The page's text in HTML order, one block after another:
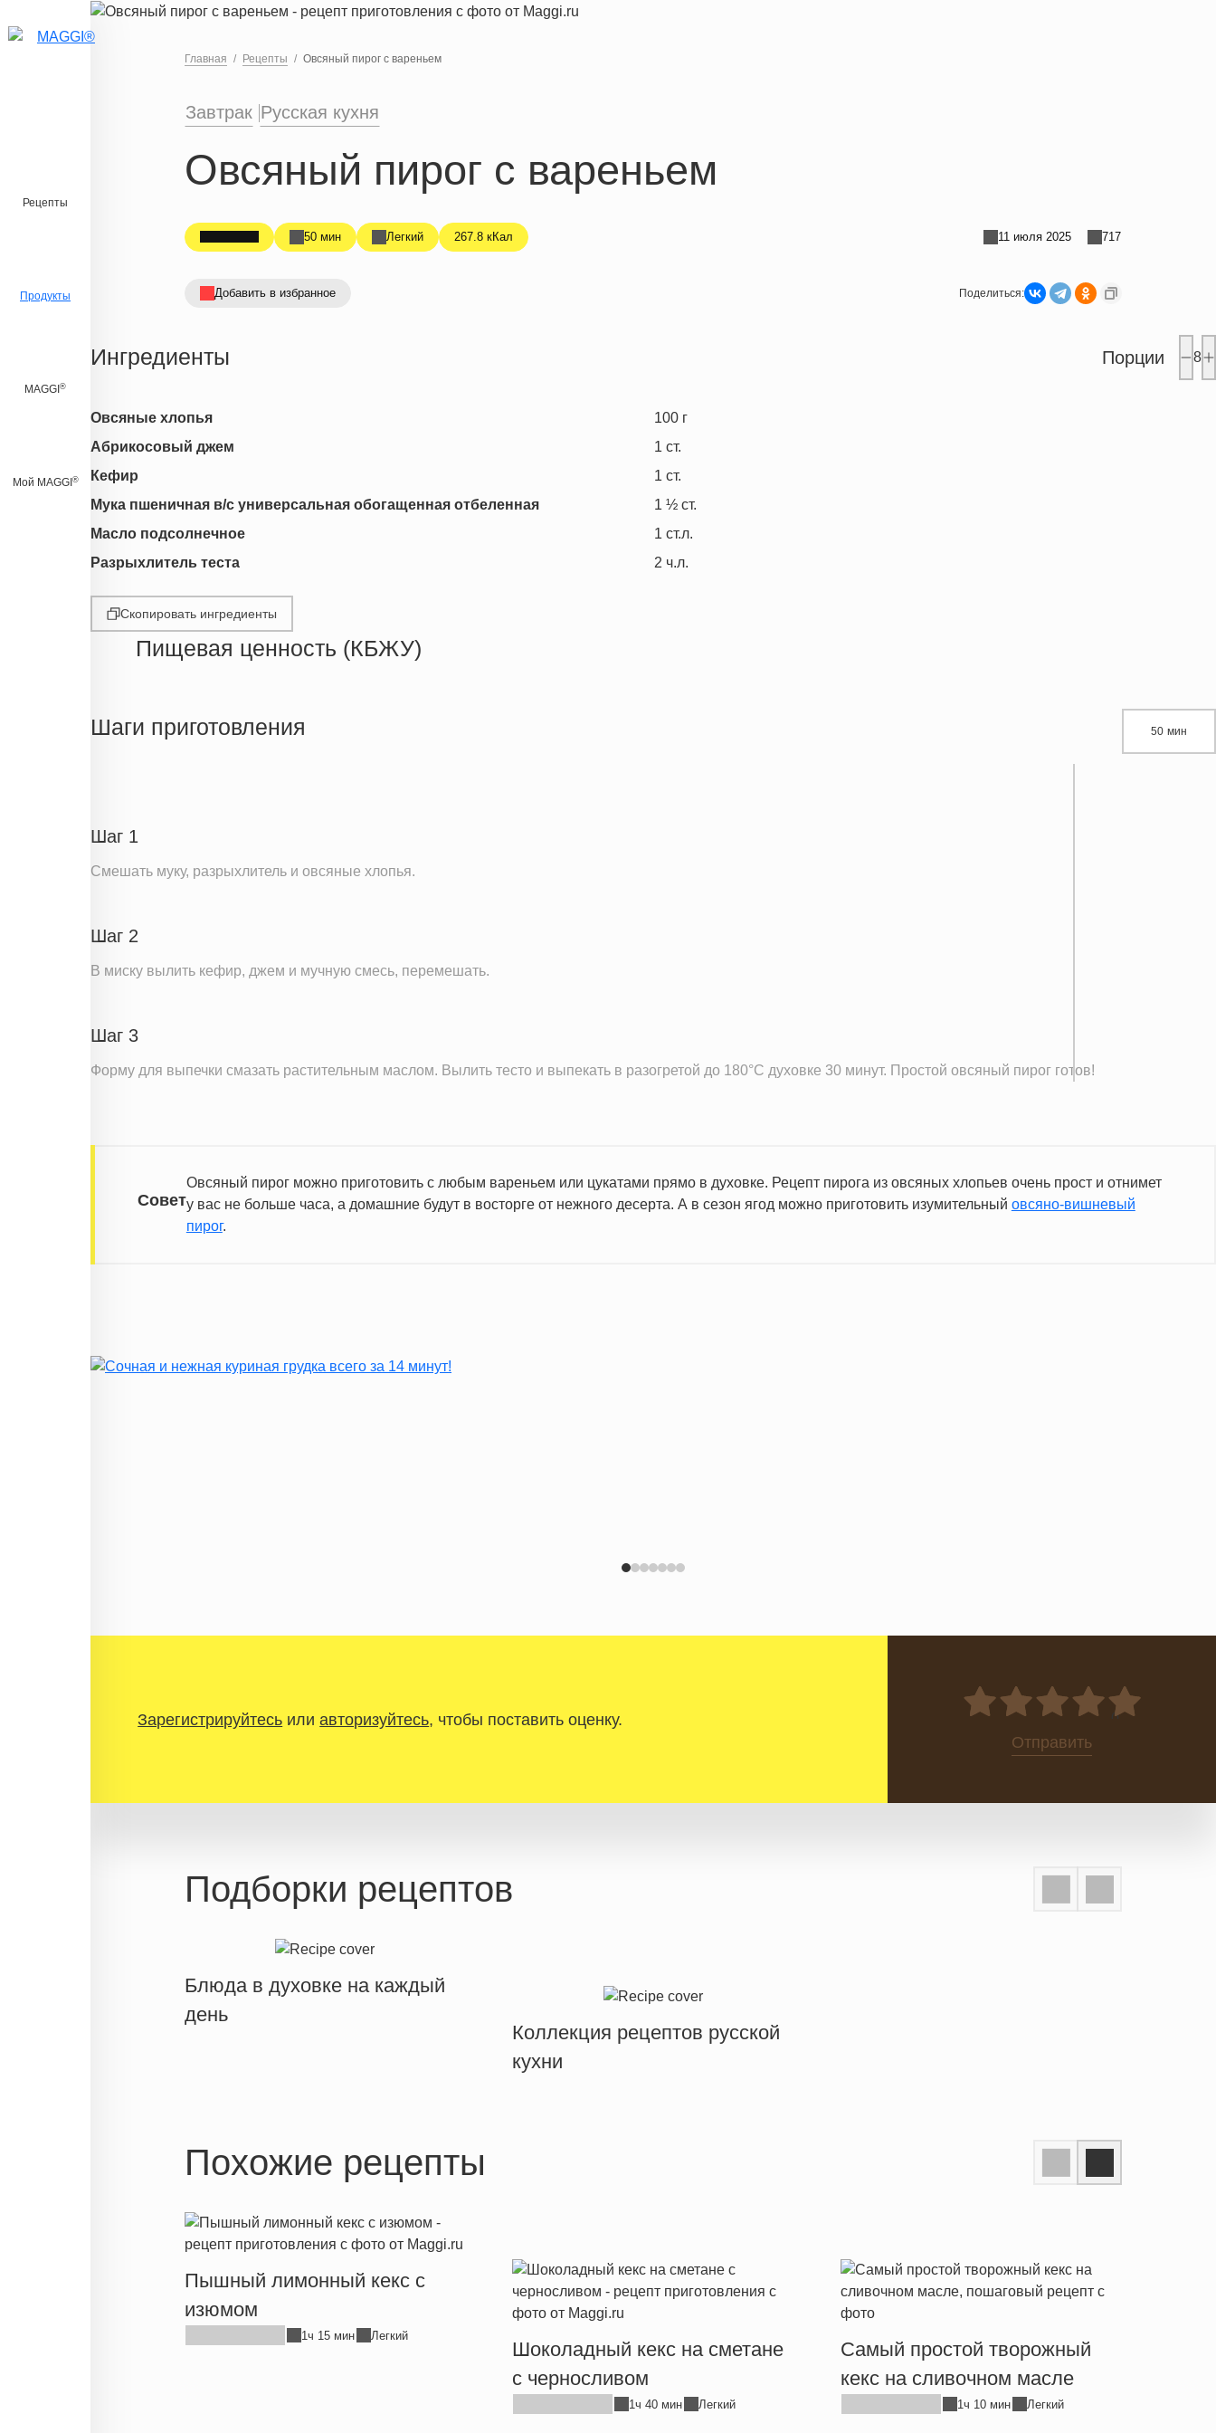
Перейти к основному содержанию
Рецепты
Продукты
MAGGI ®
Мой MAGGI ®
Главная Рецепты Овсяный пирог с вареньем
Завтрак Русская кухня
Овсяный пирог с вареньем
50 мин Легкий 267.8 кКал 11 июля 2025 717
Добавить в избранное Поделиться:
Ингредиенты Порции 8
Овсяные хлопья 100 г
Абрикосовый джем
1 ст.
Кефир
1 ст.
Мука пшеничная в/с универсальная обогащенная отбеленная
1 ½ ст.
Масло подсолнечное
1 ст.л.
Разрыхлитель теста
2 ч.л.
Скопировать ингредиенты
Пищевая ценность (КБЖУ)
Белки
Железо
Насыщенные жиры
Информация для одной порции
Шаги приготовления 50 мин
Шаг 1
Смешать муку, разрыхлитель и овсяные хлопья.
Шаг 2
В миску вылить кефир, джем и мучную смесь, перемешать.
Шаг 3
Форму для выпечки смазать растительным маслом. Вылить тесто и выпекать в разогретой до 180°С духовке 30 минут. Простой овсяный пирог готов!
Совет
Овсяный пирог можно приготовить с любым вареньем или цукатами прямо в духовке. Рецепт пирога из овсяных хлопьев очень прост и отнимет
у вас не больше часа, а домашние будут в восторге от нежного десерта. А в сезон ягод можно приготовить изумительный овсяно-вишневый
пирог.
Зарегистрируйтесьили авторизуйтесь, чтобы поставить оценку. 0
Отправить
Подборки рецептов
Блюда в духовке на каждый
день
Коллекция рецептов русской
кухни
Похожие рецепты
Пышный лимонный кекс с
изюмом
1ч 15 мин Легкий
Шоколадный кекс на сметане
с черносливом
1ч 40 мин Легкий
Самый простой творожный
кекс на сливочном масле
1ч 10 мин Легкий